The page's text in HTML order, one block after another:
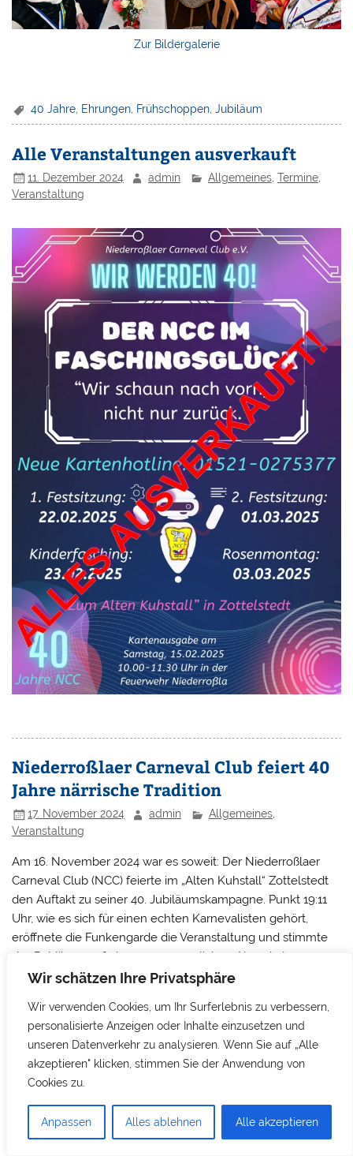
Wir schätzen Ihre Privatsphäre
Wir verwenden Cookies, um Ihr Surferlebnis zu verbessern,
personalisierte Anzeigen oder Inhalte einzusetzen und
unseren Datenverkehr zu analysieren. Wenn Sie auf „Alle
akzeptieren" klicken, stimmen Sie der Anwendung von
Cookies zu.
Anpassen Alles ablehnen Alle akzeptieren
Zur Bildergalerie
40 Jahre Ehrungen Frühschoppen ,Jubiläum
Alle Veranstaltungen ausverkauft
11. Dezember 2024 admin Allgemeines, Termine,
Veranstaltung
Niederroßlaer Carneval Club feiert 40
Jahre närrische Tradition
17. November 2024 admin Allgemeines,
Veranstaltung
Am 16. November 2024 war es soweit: Der Niederroßlaer
Carneval Club (NCC) feierte im „Alten Kuhstall“ Zottelstedt
den Auftakt zu seiner 40. Jubiläumskampagne. Punkt 19:11
Uhr, wie es sich für einen echten Karnevalisten gehört,
eröffnete die Funkengarde die Veranstaltung und stimmte
das Publikum auf einen unvergesslichen Abend ein.
Bürgermeister überreicht symbolischen Schlüssel
Bürgermeister Ralf Lindner übernahm die offizielle
Schlüsselübergabe und hielt eine humorvolle, gereimte
Rede, die die Hoffnung auf eine baldige Rückkehr des NCC
nach Niederroßla weckte. Ein besonderer Moment war die
Aufnahme von Michael Phlippeau in den Elferrat, dessen
Tochter Eva ihm die Amtskette überreichte.
Weinfeen und Weinprinzessin sorgen für Lacher